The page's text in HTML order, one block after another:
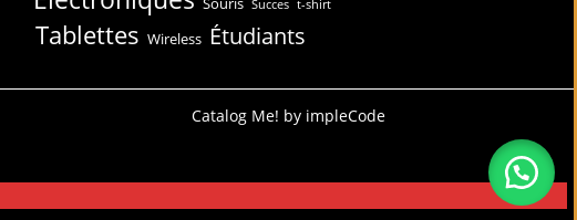
Succes t-shirt
Tablettes Wireless Étudiants
Catalog Me! by impleCode